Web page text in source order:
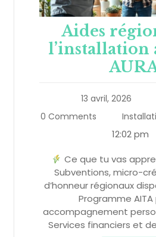
Aides
l’installation
13 avril, 2026
0 Comments
12:02 pm
Ce que tu vas
Subventions, micro-
d’honneur régionaux
Programme AITA
accompagnement
Services financiers et